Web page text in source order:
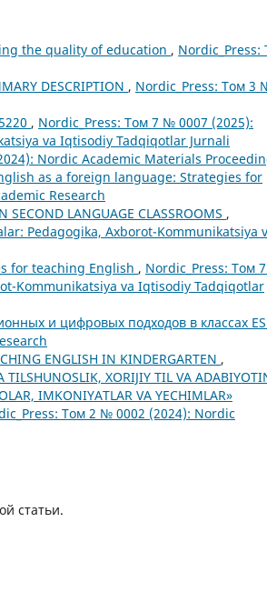
the quality of education , Nordic_Press:
DESCRIPTION , Nordic_Press: Том 3
, Nordic_Press: Том 7 № 0007 (2025):
va Iqtisodiy Tadqiqotlar Jurnali
Nordic Academic Materials
as a foreign language: Strategies for
Research
LANGUAGE CLASSROOMS ,
Pedagogika, Axborot-Kommunikatsiya
for teaching English , Nordic_Press: Том
Kommunikatsiya va Iqtisodiy Tadqiqotlar
и цифровых подходов в классах
ENGLISH IN KINDERGARTEN ,
XORIJIY TIL VA
IMKONIYATLAR VA YECHIMLAR»
Том 2 № 0002 (2024): Nordic
статьи.